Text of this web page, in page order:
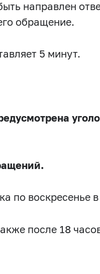
направлен
обращение.
5 минут.
по воскресенье
после 18